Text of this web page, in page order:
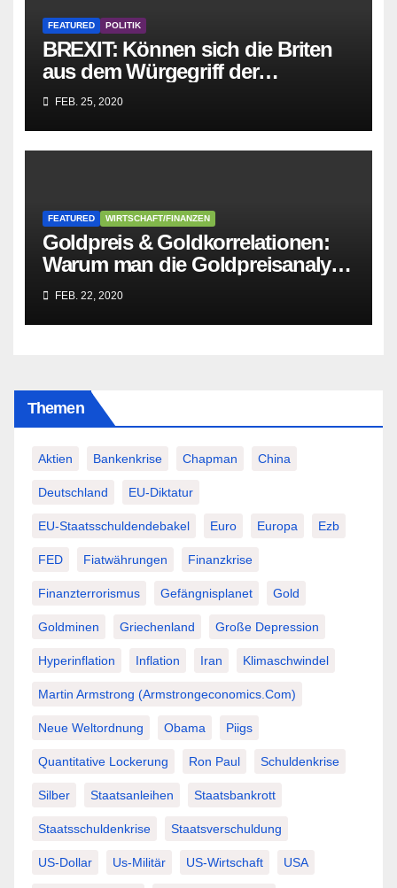
FEATURED POLITIK
BREXIT: Können sich die Briten
aus dem Würgegriff der
parasitären EU-Mafia befreien?
FEB. 25, 2020
FEATURED WIRTSCHAFT/FINANZEN
Goldpreis & Goldkorrelationen:
Warum man die Goldpreisanalyse
besser Profis überlässt!
FEB. 22, 2020
Themen
Aktien Bankenkrise Chapman China
Deutschland EU-Diktatur
EU-Staatsschuldendebakel Euro Europa Ezb
FED Fiatwährungen Finanzkrise
Finanzterrorismus Gefängnisplanet Gold
Goldminen Griechenland Große Depression
Hyperinflation Inflation Iran Klimaschwindel
Martin Armstrong (Armstrongeconomics.com)
Neue Weltordnung Obama Piigs
Quantitative Lockerung Ron Paul Schuldenkrise
Silber Staatsanleihen Staatsbankrott
Staatsschuldenkrise Staatsverschuldung
US-Dollar Us-Militär US-Wirtschaft USA